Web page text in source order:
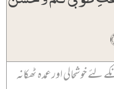
خوشحالی اور عمدہ ٹھکانہ